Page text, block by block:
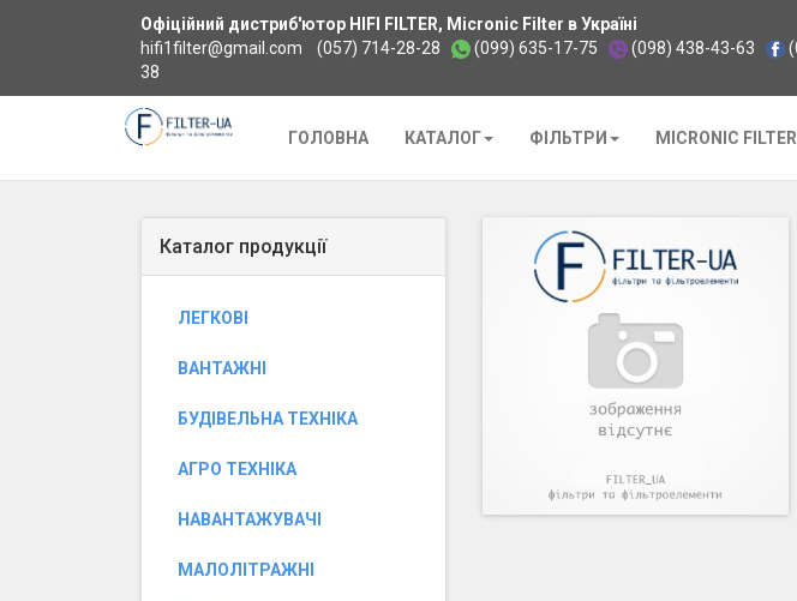
Офіційний дистриб'ютор HIFI FILTER, Micronic Filter в Україні
hifi1filter@gmail.com
(057) 714-28-28 (099) 635-17-75 (098) 438-43-63
38
ГОЛОВНА КАТАЛОГ ФІЛЬТРИ MICRONIC FILTER
Каталог продукції
ЛЕГКОВІ
ВАНТАЖНІ
БУДІВЕЛЬНА ТЕХНІКА
АГРО ТЕХНІКА
НАВАНТАЖУВАЧІ
МАЛОЛІТРАЖНІ